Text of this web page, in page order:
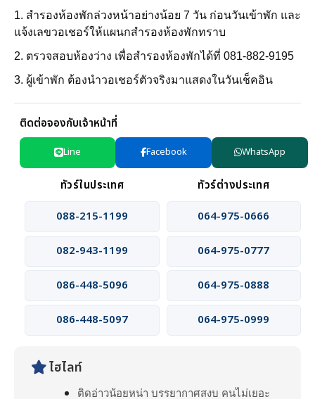
1. สำรองห้องพักล่วงหน้าอย่างน้อย 7 วัน ก่อนวันเข้าพัก และ
แจ้งเลขวอเชอร์ให้แผนกสำรองห้องพักทราบ
2. ตรวจสอบห้องว่าง เพื่อสำรองห้องพักได้ที่ 081-882-9195
3. ผู้เข้าพัก ต้องนำวอเชอร์ตัวจริงมาแสดงในวันเช็คอิน
ติดต่อจองกับเจ้าหน้าที่
Line Facebook WhatsApp
ทัวร์ในประเทศ
ทัวร์ต่างประเทศ
088-215-1199
064-975-0666
082-943-1199 064-975-0777
086-448-5096 064-975-0888
086-448-5097 064-975-0999
ไฮไลท์
ติดอ่าวน้อยหน่า บรรยากาศสงบ คนไม่เยอะ